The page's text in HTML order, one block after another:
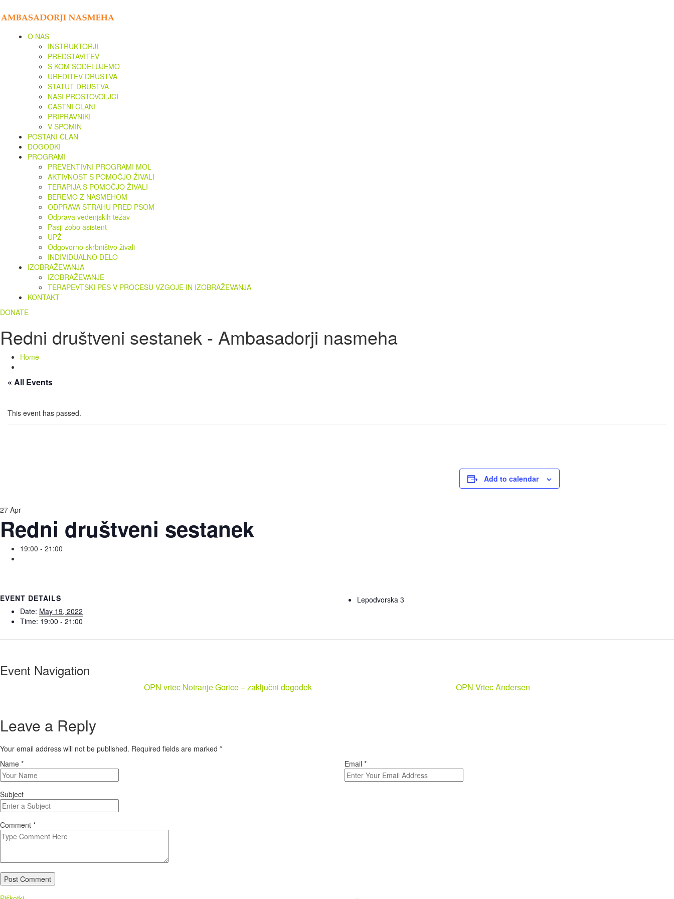
O NAS
INŠTRUKTORJI
PREDSTAVITEV
S KOM SODELUJEMO
UREDITEV DRUŠTVA
STATUT DRUŠTVA
NAŠI PROSTOVOLJCI
ČASTNI ČLANI
PRIPRAVNIKI
V SPOMIN
POSTANI ČLAN
DOGODKI
PROGRAMI
PREVENTIVNI PROGRAMI MOL
AKTIVNOST S POMOČJO ŽIVALI
TERAPIJA S POMOČJO ŽIVALI
BEREMO Z NASMEHOM
ODPRAVA STRAHU PRED PSOM
Odprava vedenjskih težav
Pasji zobo asistent
UPŽ
Odgovorno skrbništvo živali
INDIVIDUALNO DELO
IZOBRAŽEVANJA
IZOBRAŽEVANJE
TERAPEVTSKI PES V PROCESU VZGOJE IN IZOBRAŽEVANJA
KONTAKT
DONATE
Redni društveni sestanek - Ambasadorji nasmeha
Home
« All Events
This event has passed.
Add to calendar
27 Apr
Redni društveni sestanek
19:00 - 21:00
EVENT DETAILS
Date: May 19, 2022
Time: 19:00 - 21:00
Lepodvorska 3
Event Navigation
OPN vrtec Notranje Gorice – zaključni dogodek OPN Vrtec Andersen
Leave a Reply
Your email address will not be published. Required fields are marked *
Name * Email *
Subject
Comment *
Post Comment